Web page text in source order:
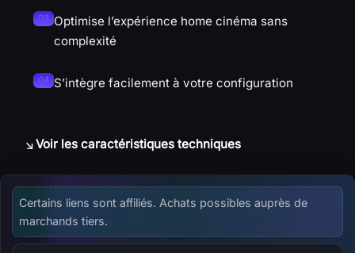
Optimise l’expérience home cinéma sans
complexité
S’intègre facilement à votre configuration
Voir les caractéristiques techniques
Offres d'affiliation disponibles
Certains liens sont affiliés. Achats possibles auprès de
marchands tiers.